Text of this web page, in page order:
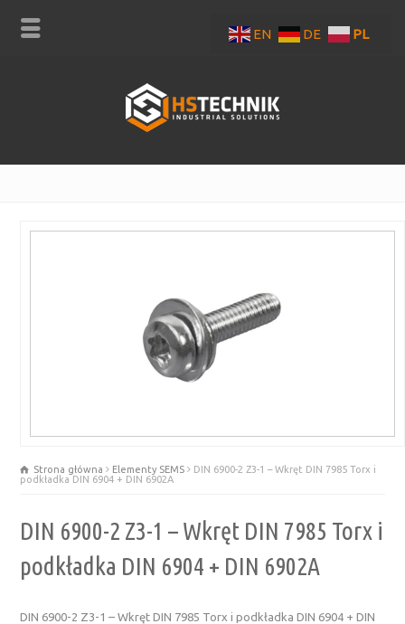
Strona główna Elementy SEMS
DIN 6900-2 Z3-1 – Wkręt DIN 7985 Torx i
podkładka DIN 6904 + DIN 6902A
DIN 6900-2 Z3-1 – Wkręt DIN 7985 Torx i
podkładka DIN 6904 + DIN 6902A
DIN 6900-2 Z3-1 – Wkręt DIN 7985 Torx i podkładka DIN 6904 + DIN
EN DE PL